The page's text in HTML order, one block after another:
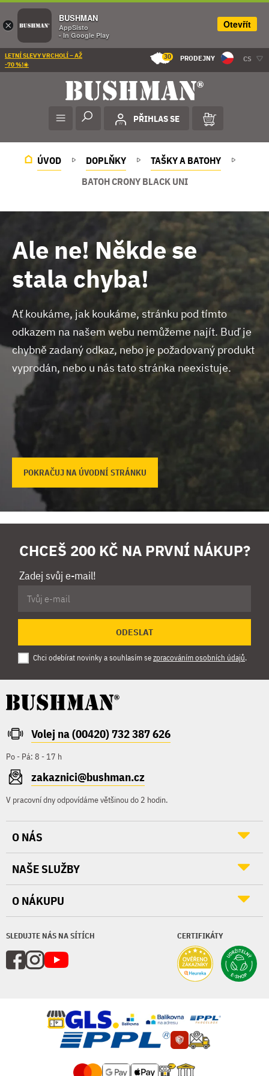
LETNÍ SLEVY VRCHOLÍ – AŽ
-70 %!☀️
30 PRODEJNY CS
PŘIHLAS SE
ÚVOD DOPLŇKY
TAŠKY A BATOHY
BATOH CRONY BLACK UNI
Ale ne! Někde se
stala chyba!
Ať koukáme, jak koukáme, stránku pod tímto
odkazem na našem webu nemůžeme najít. Buď je
chybně zadaný odkaz, nebo je požadovaný produkt
vyprodán, nebo u nás tato stránka neexistuje.
POKRAČUJ NA ÚVODNÍ STRÁNKU
CHCEŠ 200 KČ NA PRVNÍ NÁKUP?
Zadej svůj e-mail!
ODESLAT
Chci odebírat novinky a souhlasím sezpracováním osobních údajů.
Volej na (00420) 732 387 626
Po - Pá: 8 - 17 h
zakaznici@bushman.cz
V pracovní dny odpovídáme většinou do 2 hodin.
SLEDUJTE NÁS NA SÍTÍCH CERTIFIKÁTY
O NÁS
NAŠE SLUŽBY
O NÁKUPU
×
BUSHMAN
AppSisto
- In Google Play
Otevřít